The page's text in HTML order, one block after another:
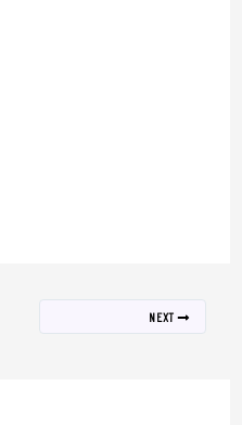
NEXT